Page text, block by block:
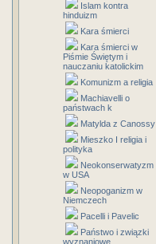
Islam kontra
hinduizm
Kara śmierci
Kara śmierci w
Piśmie Świętym i
nauczaniu katolickim
Komunizm a religia
Machiavelli o
państwach k
Matylda z Canossy
Mieszko I religia i
polityka
Neokonserwatyzm
w USA
Neopoganizm w
Niemczech
Pacelli i Pavelic
Państwo i związki
wyznaniowe